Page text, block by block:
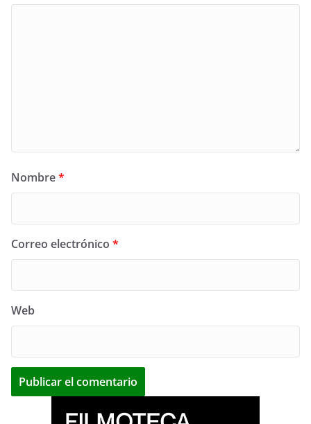
Nombre*
Correo electrónico *
Web